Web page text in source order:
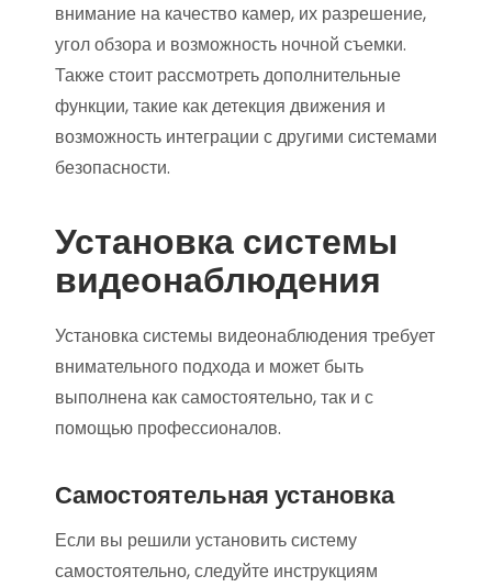
внимание на качество камер, их разрешение,
угол обзора и возможность ночной съемки.
Также стоит рассмотреть дополнительные
функции, такие как детекция движения и
возможность интеграции с другими системами
безопасности.
Установка системы
видеонаблюдения
Установка системы видеонаблюдения требует
внимательного подхода и может быть
выполнена как самостоятельно, так и с
помощью профессионалов.
Самостоятельная установка
Если вы решили установить систему
самостоятельно, следуйте инструкциям